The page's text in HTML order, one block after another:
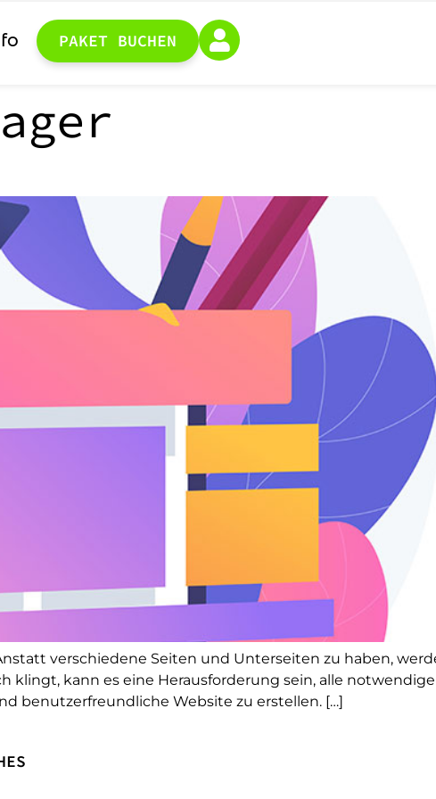
PAKET BUCHEN
verschiedene Seiten und Unterseiten zu haben,
klingt, kann es eine Herausforderung sein, alle
benutzerfreundliche Website zu erstellen. […]